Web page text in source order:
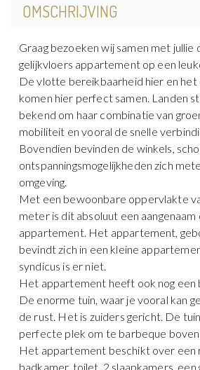
OMSCHRIJVING
Graag bezoeken wij samen met jullie
gelijkvloers appartement op een
De vlotte bereikbaarheid hier en
komen hier perfect samen. Landen
bekend om haar combinatie van
mobiliteit en vooral de snelle
Bovendien bevinden de winkels,
ontspanningsmogelijkheden zich
omgeving.
Met een bewoonbare oppervlakte
meter is dit absoluut een
appartement. Het appartement,
bevindt zich in een kleine
syndicus is er niet.
Het appartement heeft ook nog een
De enorme tuin, waar je vooral kan
de rust. Het is zuiders gericht. De
perfecte plek om te barbeque boven
Het appartement beschikt over een
badkamer, toilet, 2 slaapkamers, een